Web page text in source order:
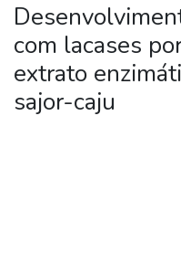
com lacases
extrato
sajor-caju